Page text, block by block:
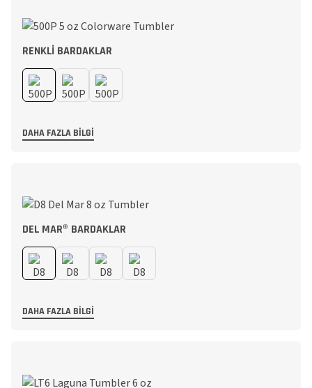
RENKLI BARDAKLAR
DAHA FAZLA BILGI
DEL MAR® BARDAKLAR
DAHA FAZLA BILGI